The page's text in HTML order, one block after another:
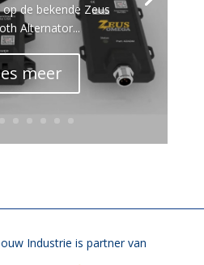
de bekende Zeus
Alternator...
meer
Industrie is partner van